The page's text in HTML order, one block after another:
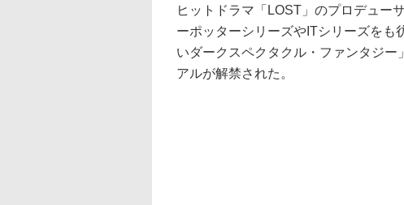
ヒットドラマ「LOST」のプロデュー
ーポッターシリーズやITシリーズをも
いダークスペクタクル・ファンタジー
アルが解禁された。